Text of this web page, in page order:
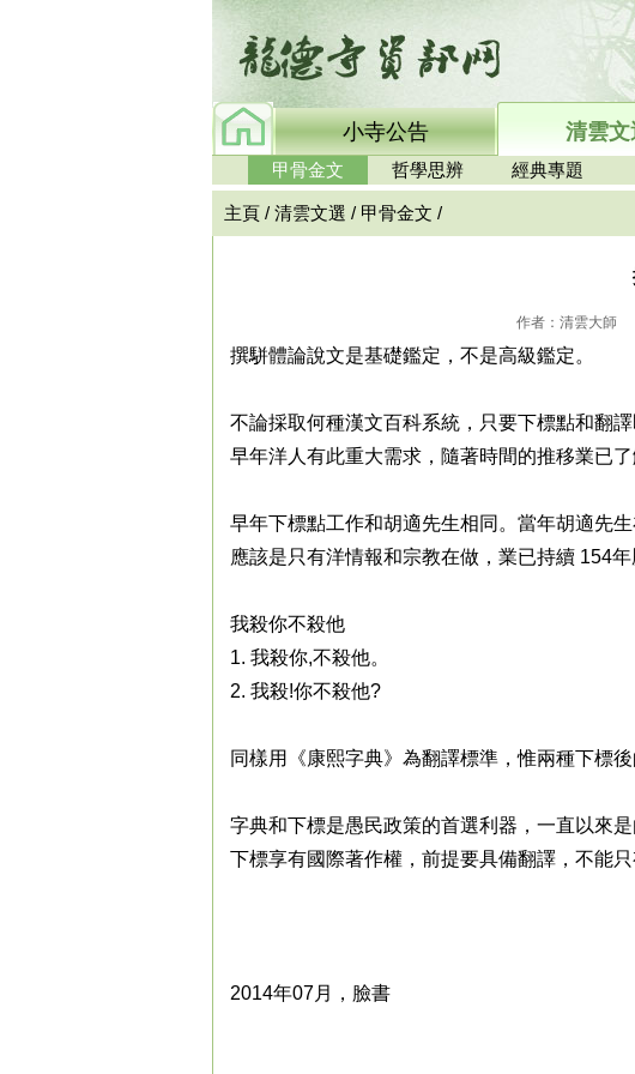
小寺公告 清雲文
甲骨金文 哲學思辨 經典專題
主頁 / 清雲文選 / 甲骨金文 /
作者：清雲大
撰駢體論說文是基礎鑑定，不是高級鑑定。
不論採取何種漢文百科系統，只要下標點和翻
早年洋人有此重大需求，隨著時間的推移業已
早年下標點工作和胡適先生相同。當年胡適先
應該是只有洋情報和宗教在做，業已持續 154
我殺你不殺他
1. 我殺你,不殺他。
2. 我殺!你不殺他?
同樣用《康熙字典》為翻譯標準，惟兩種下標後
字典和下標是愚民政策的首選利器，一直以來是
下標享有國際著作權，前提要具備翻譯，不能只
2014年07月，臉書